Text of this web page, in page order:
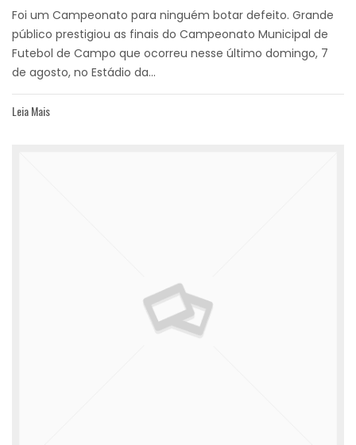
Foi um Campeonato para ninguém botar defeito. Grande
público prestigiou as finais do Campeonato Municipal de
Futebol de Campo que ocorreu nesse último domingo, 7
de agosto, no Estádio da...
Leia Mais